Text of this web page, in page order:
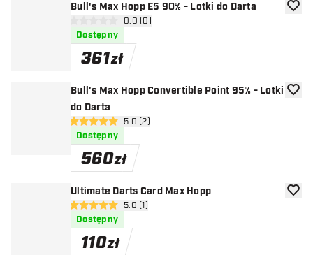
Bull's Max Hopp E5 90% - Lotki do Darta
otwórz panel recenzji
0 gwiazdki oceny0.0 (0)
Dostępny
361zł
Bull's Max Hopp Convertible Point 95% - Lotki
do Darta
otwórz panel recenzji
5 gwiazdki oceny5.0 (2)
Dostępny
560zł
Ultimate Darts Card Max Hopp
otwórz panel recenzji
5 gwiazdki oceny
5.0 (1)
Dostępny
110zł